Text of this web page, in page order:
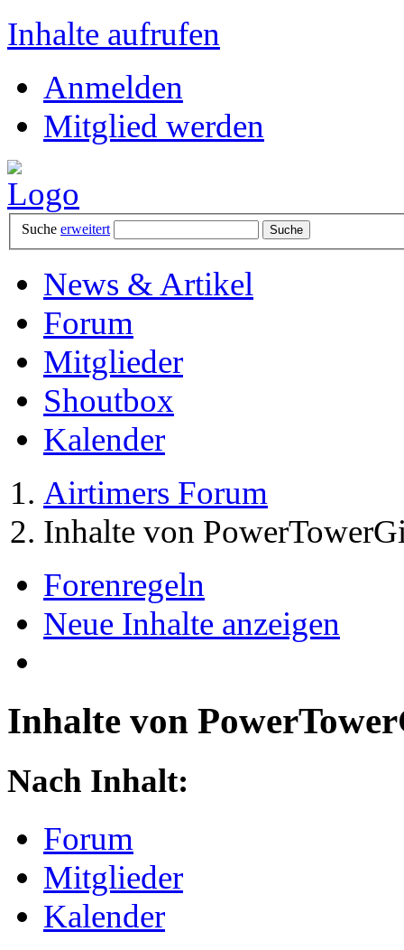
Inhalte aufrufen
Anmelden
Mitglied werden
Suche erweitert
News & Artikel
Forum
Mitglieder
Shoutbox
Kalender
Airtimers Forum
Inhalte von
Forenregeln
Neue Inhalte anzeigen
Inhalte von
Nach Inhalt:
Forum
Mitglieder
Kalender